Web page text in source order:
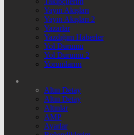
Yayın Akışları
Yayın Akışları 2
Yazarlar
Yazdığım Haberler
Yol Durumu
Yol Durumu 2
Yorumlarım
Altın Detay
Altın Detay
Altınlar
AMP
Ayarlar